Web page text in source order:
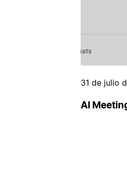
31 de julio
AI